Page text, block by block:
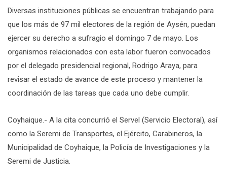
Diversas instituciones públicas se encuentran trabajando para
que los más de 97 mil electores de la región de Aysén, puedan
ejercer su derecho a sufragio el domingo 7 de mayo. Los
organismos relacionados con esta labor fueron convocados
por el delegado presidencial regional, Rodrigo Araya, para
revisar el estado de avance de este proceso y mantener la
coordinación de las tareas que cada uno debe cumplir.
Coyhaique.- A la cita concurrió el Servel (Servicio Electoral), así
como la Seremi de Transportes, el Ejército, Carabineros, la
Municipalidad de Coyhaique, la Policía de Investigaciones y la
Seremi de Justicia.